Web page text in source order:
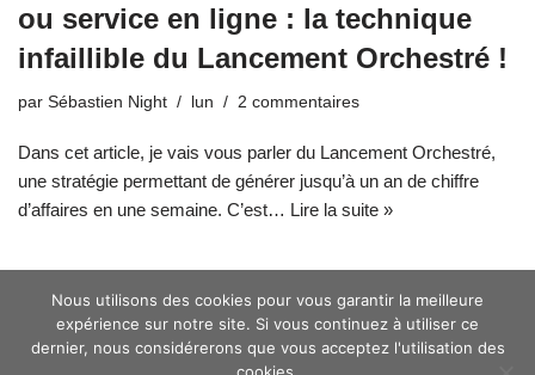
ou service en ligne : la technique
infaillible du Lancement Orchestré !
par Sébastien Night lun 2 commentaires
Dans cet article, je vais vous parler du Lancement Orchestré,
une stratégie permettant de générer jusqu’à un an de chiffre
d’affaires en une semaine. C’est… Lire la suite »
2 3 4 Suivant »
Nous utilisons des cookies pour vous garantir la meilleure
expérience sur notre site. Si vous continuez à utiliser ce
dernier, nous considérerons que vous acceptez l'utilisation des